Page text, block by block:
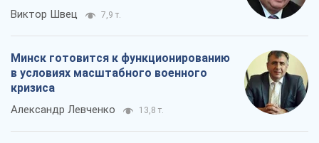
Виктор Швец 7,9 т.
Минск готовится к функционированию
в условиях масштабного военного
кризиса
Александр Левченко 13,8 т.